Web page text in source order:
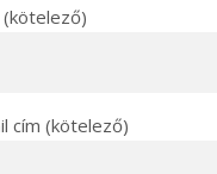
cím (kötelező)